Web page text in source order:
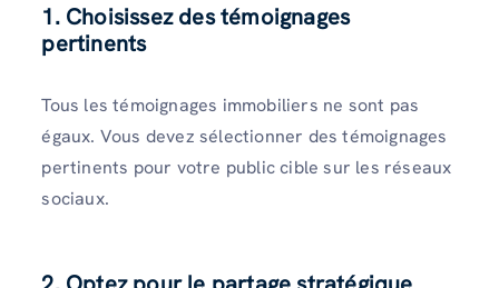
1. Choisissez des témoignages
pertinents
Tous les témoignages immobiliers ne sont pas
égaux. Vous devez sélectionner des témoignages
pertinents pour votre public cible sur les réseaux
sociaux.